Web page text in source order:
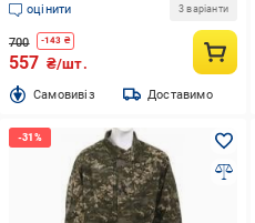
оцінити 3 варіанти
700 -143 ₴
557 ₴/шт.
Cамовивіз Доставимо